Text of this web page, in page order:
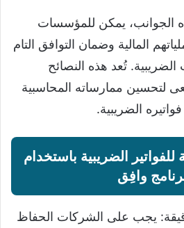
الجوانب، يمكن للمؤسسات
المالية وضمان التوافق التام
الضريبية. تُعد هذه النصائح
ممارساته المحاسبية
الضريبية.
للفواتير الضريبية باستخدام
وافِق
يجب على الشركات الحفاظ